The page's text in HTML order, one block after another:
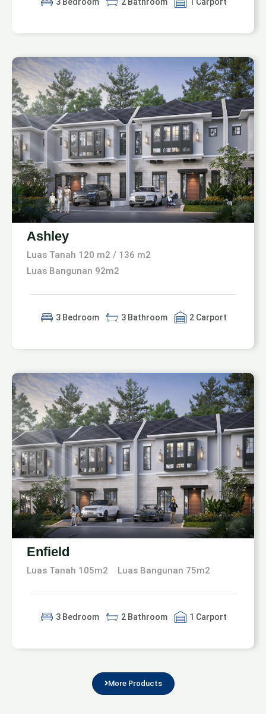
Ashley
Luas Tanah 120 m2 / 136 m2
Luas Bangunan 92m2
3 Bedroom 3 Bathroom 2 Carport
Enfield
Luas Tanah 105m2 Luas Bangunan 75m2
3 Bedroom 2 Bathroom 1 Carport
More Products